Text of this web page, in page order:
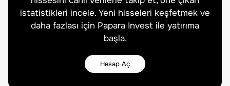
istatistikleri incele. Yeni hisseleri keşfetmek ve
daha fazlası için Papara Invest ile yatırıma
başla.
Hesap Aç